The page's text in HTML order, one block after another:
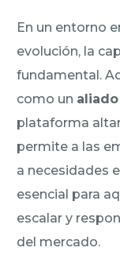
En un entorno
evolución, la
fundamental.
como un
plataforma
permite a las
a necesidades
esencial para
escalar y
del mercado.